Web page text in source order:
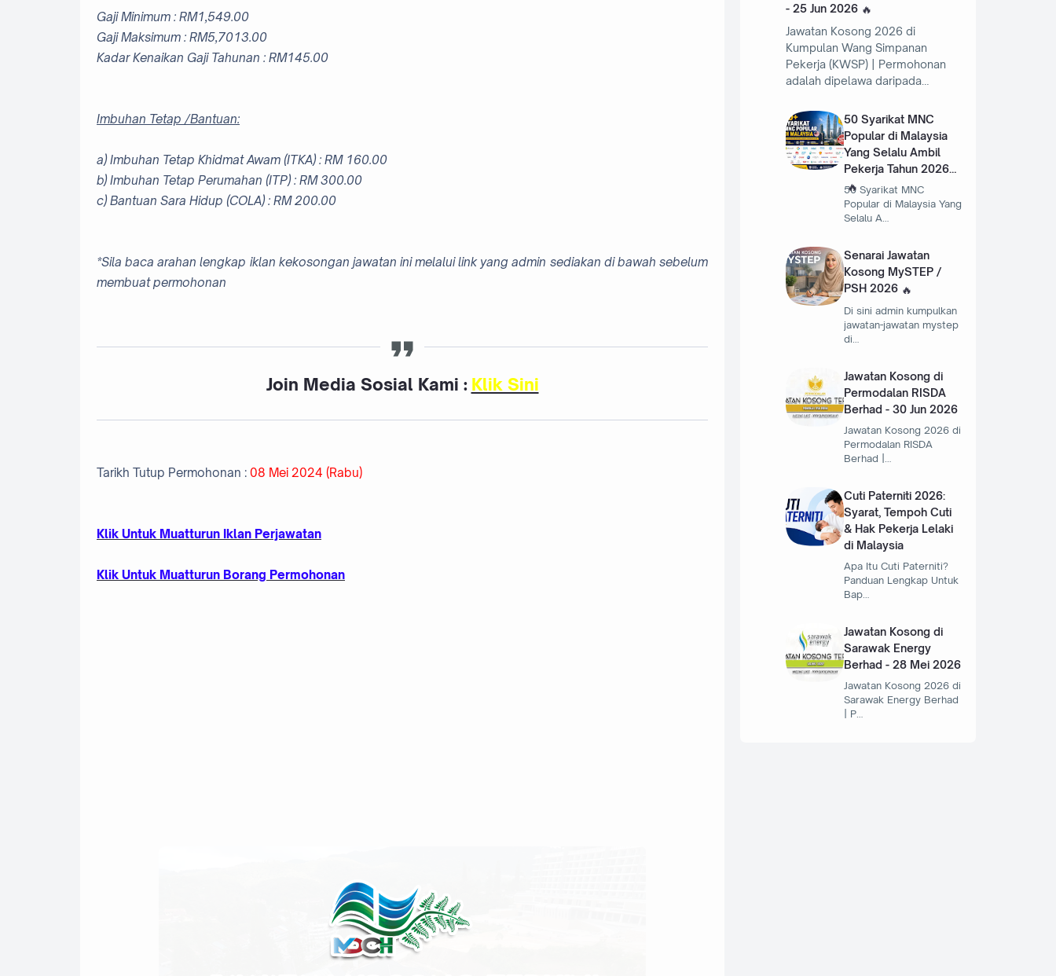
Gaji Minimum : RM1,549.00
Gaji Maksimum : RM5,7013.00
Kadar Kenaikan Gaji Tahunan : RM145.00
Imbuhan Tetap /Bantuan:
a) Imbuhan Tetap Khidmat Awam (ITKA) : RM 160.00
b) Imbuhan Tetap Perumahan (ITP) : RM 300.00
c) Bantuan Sara Hidup (COLA) : RM 200.00
*Sila baca arahan lengkap iklan kekosongan jawatan ini melalui link yang admin sediakan di bawah sebelum
membuat permohonan
Join Media Sosial Kami : Klik Sini
Tarikh Tutup Permohonan : 08 Mei 2024 (Rabu)
Klik Untuk Muatturun Iklan Perjawatan
Klik Untuk Muatturun Borang Permohonan
- 25 Jun 2026
Jawatan Kosong 2026 di
Kumpulan Wang Simpanan
Pekerja (KWSP) | Permohonan
adalah dipelawa daripada…
50 Syarikat MNC
Popular di Malaysia
Yang Selalu Ambil
Pekerja Tahun 2026
50 Syarikat MNC
Popular di Malaysia Yang
Selalu A…
Senarai Jawatan
Kosong MySTEP /
PSH 2026
Di sini admin kumpulkan
jawatan-jawatan mystep
di…
Jawatan Kosong di
Permodalan RISDA
Berhad - 30 Jun 2026
Jawatan Kosong 2026 di
Permodalan RISDA
Cuti Paterniti 2026:
Syarat, Tempoh Cuti
& Hak Pekerja Lelaki
di Malaysia
Apa Itu Cuti Paterniti?
Panduan Lengkap Untuk
Bap…
Jawatan Kosong di
Sarawak Energy
Berhad - 28 Mei 2026
Jawatan Kosong 2026 di
Sarawak Energy Berhad
| P…